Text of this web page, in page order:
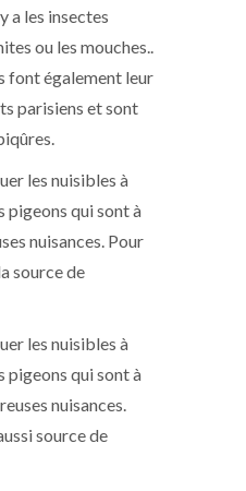
a les insectes
ou les mouches..
font également leur
parisiens et sont
les nuisibles à
pigeons qui sont à
nuisances. Pour
source de
les nuisibles à
pigeons qui sont à
nuisances.
source de